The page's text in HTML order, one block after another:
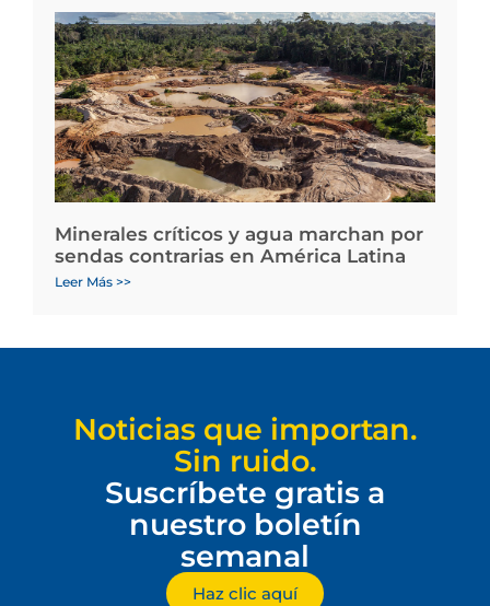
Minerales críticos y agua marchan por
sendas contrarias en América Latina
Leer Más >>
Noticias que importan.
Sin ruido.
Suscríbete gratis a
nuestro boletín
semanal
Haz clic aquí